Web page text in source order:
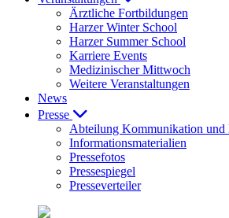
Ärztliche Fortbildungen
Harzer Winter School
Harzer Summer School
Karriere Events
Medizinischer Mittwoch
Weitere Veranstaltungen
News
Presse
Abteilung Kommunikation und
Informationsmaterialien
Pressefotos
Pressespiegel
Presseverteiler